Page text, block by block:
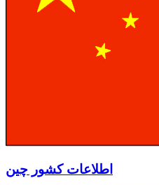
اطلاعات کشور چین